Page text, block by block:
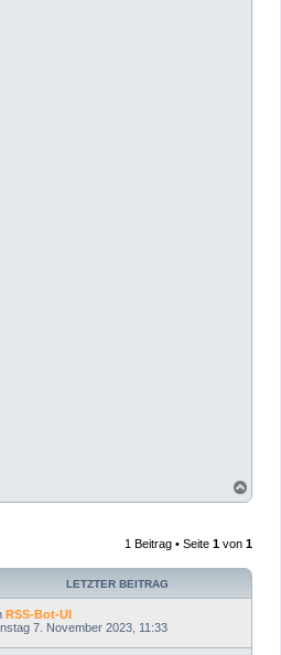
a
o
e
1 Beitrag • Seite 1 von 1
LETZTER BEITRAG
RSS-Bot-UI
7. November 2023, 11:33